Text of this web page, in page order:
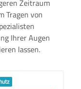
Zeitraum
Tragen von
Ihrer Augen
lassen.